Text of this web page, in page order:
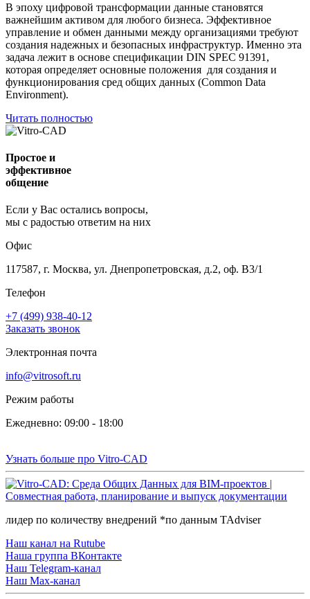
В эпоху цифровой трансформации данные становятся
важнейшим активом для любого бизнеса. Эффективное
управление и обмен данными между организациями требуют
создания надежных и безопасных инфраструктур. Именно эта
задача лежит в основе спецификации DIN SPEC 91391,
которая определяет основные положения для создания и
функционирования сред общих данных (Common Data
Environment).
Читать полностью
Простое и
эффективное
общение
Если у Вас остались вопросы,
мы с радостью ответим на них
Офис
117587, г. Москва, ул. Днепропетровская, д.2, оф. В3/1
Телефон
+7 (499) 938-40-12
Заказать звонок
Электронная почта
info@vitrosoft.ru
Режим работы
Ежедневно: 09:00 - 18:00
Узнать больше про Vitro-CAD
лидер по количеству внедрений *по данным TAdviser
Наш канал на Rutube
Наша группа ВКонтакте
Наш Telegram-канал
Наш Max-канал